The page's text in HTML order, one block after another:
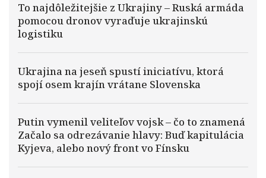
To najdôležitejšie z Ukrajiny – Ruská armáda
pomocou dronov vyraďuje ukrajinskú
logistiku
Ukrajina na jeseň spustí iniciatívu, ktorá
spojí osem krajín vrátane Slovenska
Putin vymenil veliteľov vojsk – čo to znamená
Začalo sa odrezávanie hlavy: Buď kapitulácia
Kyjeva, alebo nový front vo Fínsku